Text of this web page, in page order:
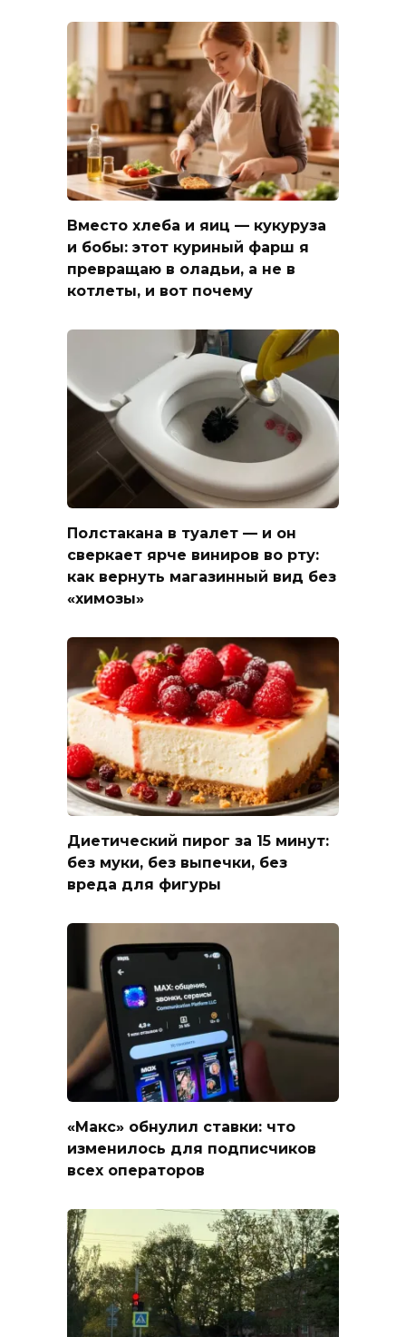
Вместо хлеба и яиц — кукуруза
и бобы: этот куриный фарш я
превращаю в оладьи, а не в
котлеты, и вот почему
Полстакана в туалет — и он
сверкает ярче виниров во рту:
как вернуть магазинный вид без
«химозы»
Диетический пирог за 15 минут:
без муки, без выпечки, без
вреда для фигуры
«Макс» обнулил ставки: что
изменилось для подписчиков
всех операторов